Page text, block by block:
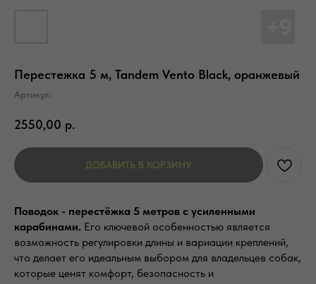
Перестежка 5 м, Tandem Vento Black, оранжевый
Артикул:
2550,00 р.
ДОБАВИТЬ В КОРЗИНУ
Поводок - перестёжка 5 метров с усиленными
карабинами. Его ключевой особенностью является
возможность регулировки длины и вариации креплений,
что делает его идеальным выбором для владельцев собак,
которые ценят комфорт, безопасность и